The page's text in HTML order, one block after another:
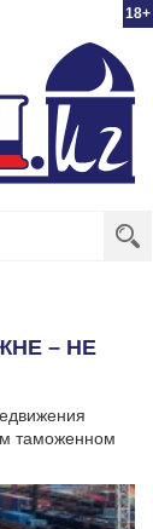
18+
– НЕ
таможенном